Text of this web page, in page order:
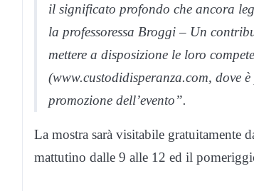
il significato profondo che ancora
la professoressa Broggi – Un
mettere a disposizione le loro
(www.custodidisperanza.com, dove
promozione dell’evento”.
La mostra sarà visitabile gratuitamente
mattutino dalle 9 alle 12 ed il